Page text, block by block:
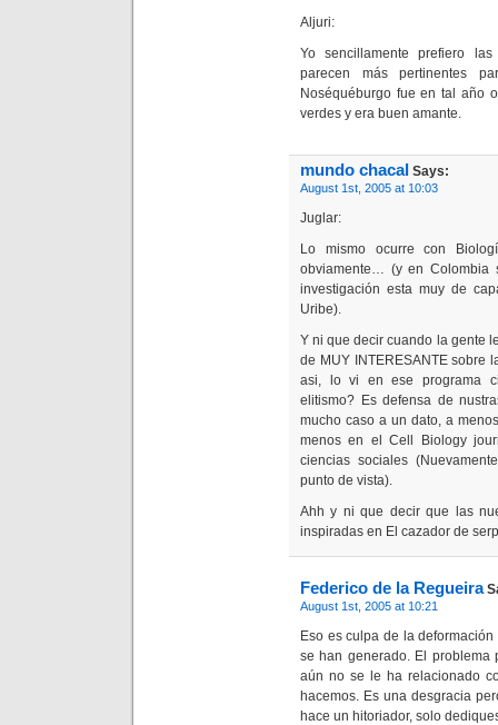
Aljuri:
Yo sencillamente prefiero
parecen más pertinentes
Noséquéburgo fue en tal año
verdes y era buen amante.
mundo chacal Says:
August 1st, 2005 at 10:03
Juglar:
Lo mismo ocurre con
obviamente… (y en Colombia
investigación esta muy de
Uribe).
Y ni que decir cuando la gente
de MUY INTERESANTE sobre
asi, lo vi en ese programa
elitismo? Es defensa de
mucho caso a un dato, a
menos en el Cell Biology
ciencias sociales
punto de vista).
Ahh y ni que decir que las
inspiradas en El cazador de
Federico de la Regueira
August 1st, 2005 at 10:21
Eso es culpa de la
se han generado. El problema
aún no se le ha relacionado
hacemos. Es una desgracia
hace un hitoriador, solo